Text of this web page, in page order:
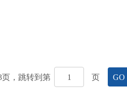
页，跳转到第 页 GO